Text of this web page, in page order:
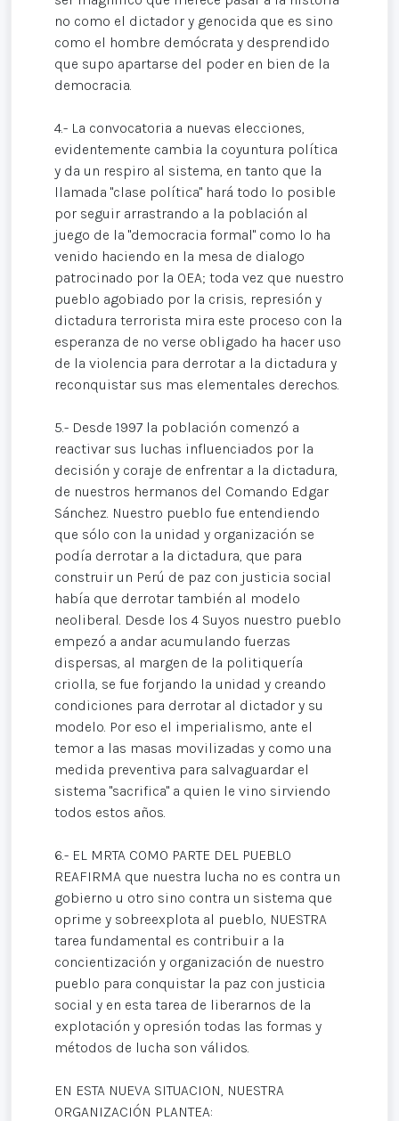
no como el dictador y genocida que es sino
como el hombre demócrata y desprendido
que supo apartarse del poder en bien de la
democracia.
4.- La convocatoria a nuevas elecciones,
evidentemente cambia la coyuntura política
y da un respiro al sistema, en tanto que la
llamada "clase política" hará todo lo posible
por seguir arrastrando a la población al
juego de la "democracia formal" como lo ha
venido haciendo en la mesa de dialogo
patrocinado por la OEA; toda vez que nuestro
pueblo agobiado por la crisis, represión y
dictadura terrorista mira este proceso con la
esperanza de no verse obligado ha hacer uso
de la violencia para derrotar a la dictadura y
reconquistar sus mas elementales derechos.
5.- Desde 1997 la población comenzó a
reactivar sus luchas influenciados por la
decisión y coraje de enfrentar a la dictadura,
de nuestros hermanos del Comando Edgar
Sánchez. Nuestro pueblo fue entendiendo
que sólo con la unidad y organización se
podía derrotar a la dictadura, que para
construir un Perú de paz con justicia social
había que derrotar también al modelo
neoliberal. Desde los 4 Suyos nuestro pueblo
empezó a andar acumulando fuerzas
dispersas, al margen de la politiquería
criolla, se fue forjando la unidad y creando
condiciones para derrotar al dictador y su
modelo. Por eso el imperialismo, ante el
temor a las masas movilizadas y como una
medida preventiva para salvaguardar el
sistema "sacrifica" a quien le vino sirviendo
todos estos años.
6.- EL MRTA COMO PARTE DEL PUEBLO
REAFIRMA que nuestra lucha no es contra un
gobierno u otro sino contra un sistema que
oprime y sobreexplota al pueblo, NUESTRA
tarea fundamental es contribuir a la
concientización y organización de nuestro
pueblo para conquistar la paz con justicia
social y en esta tarea de liberarnos de la
explotación y opresión todas las formas y
métodos de lucha son válidos.
EN ESTA NUEVA SITUACION, NUESTRA
ORGANIZACIÓN PLANTEA: